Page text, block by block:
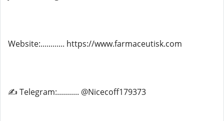
Website:............ https://www.farmaceutisk.com
✍ Telegram:........... @Nicecoff179373